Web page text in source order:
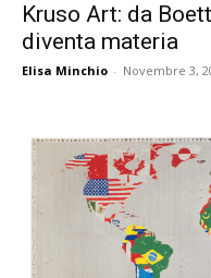
Kruso Art: da
diventa materia
Elisa Minchio - Novembre 3,